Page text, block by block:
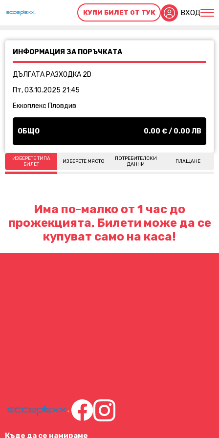
КУПИ БИЛЕТ ОТ ТУК ВХОД
ИНФОРМАЦИЯ ЗА ПОРЪЧКАТА
ДЪЛГАТА РАЗХОДКА 2D
Пт, 03.10.2025 21:45
Еккоплекс Пловдив
ОБЩО 0.00 € / 0.00 ЛВ
ИЗБЕРЕТЕ ТИПА
БИЛЕТ
ИЗБЕРЕТЕ МЯСТО
ПОТРЕБИТЕЛСКИ
ДАННИ
ПЛАЩАНЕ
Има по-малко от 1 час до
прожекцията. Билети може да се
купуват само на каса!
Къде да се намираме